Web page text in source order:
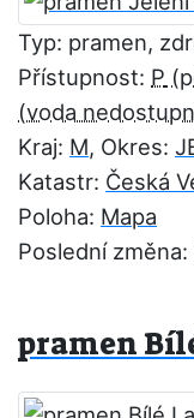
Typ: pramen,
Přístupnost: P
Kraj: M, Okres:
Katastr: Česká
Poloha: Mapa
Poslední
pramen